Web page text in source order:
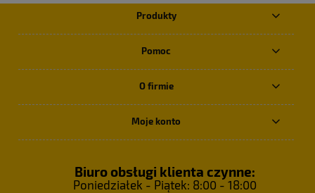
Produkty
Pomoc
O firmie
Moje konto
Biuro obsługi klienta czynne:
Poniedziałek - Piątek: 8:00 - 18:00